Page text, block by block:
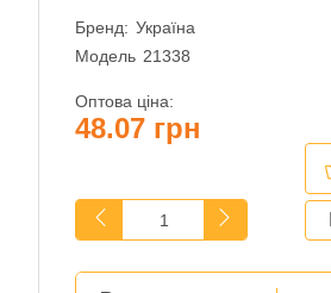
Бренд: Україна
Модель 21338
Оптова ціна:
48.07 грн